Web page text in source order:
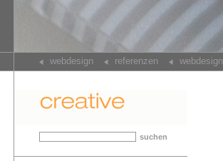
webdesign referenzen webdesign
suchen